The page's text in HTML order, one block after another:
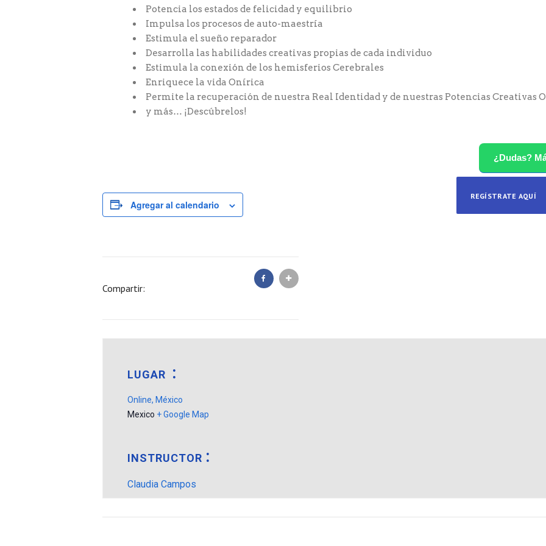
Potencia los estados de felicidad y equilibrio
Impulsa los procesos de auto-maestría
Estimula el sueño reparador
Desarrolla las habilidades creativas propias de cada individuo
Estimula la conexión de los hemisferios Cerebrales
Enriquece la vida Onírica
Permite la recuperación de nuestra Real Identidad y de nuestras Potencias Creativas
y más… ¡Descúbrelos!
¿Dudas?
Agregar al calendario
REGÍSTRATE AQUÍ
LUGAR
Online, México
Mexico + Google Map
INSTRUCTOR
Claudia Campos
Compartir: